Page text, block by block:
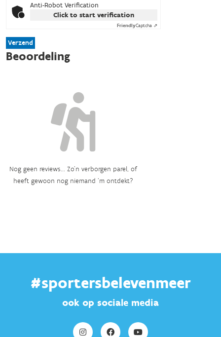
Anti-Robot Verification
Click to start verification
FriendlyCaptcha ⇗
Verzend
Beoordeling
Nog geen reviews... Zo’n verborgen parel, of
heeft gewoon nog niemand ‘m ontdekt?
#sportersbelevenmeer
ook op sociale media